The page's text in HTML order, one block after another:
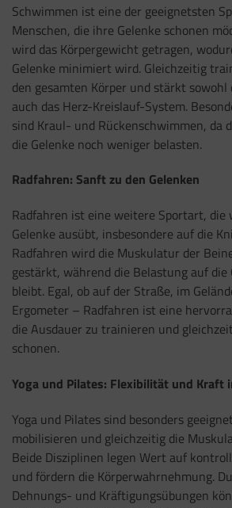
Schwimmen ist eine der geeignetsten
Menschen, die ihre Gelenke schonen
wird das Körpergewicht getragen,
Gelenke minimiert wird. Gleichzeitig
den gesamten Körper und stärkt
auch das Herz-Kreislauf-System.
sind Kraul- und Rückenschwimmen, da
die Gelenke noch weniger belasten.
Radfahren: Sanft zu den Gelenken
Radfahren ist eine weitere Sportart, die
Gelenke ausübt, insbesondere auf die
Radfahren wird die Muskulatur der
gestärkt, während die Belastung auf die
bleibt. Egal, ob auf der Straße, im
Ergometer – Radfahren ist eine
die Ausdauer zu trainieren und
schonen.
Yoga und Pilates: Flexibilität und Kraft
Yoga und Pilates sind besonders
mobilisieren und gleichzeitig die
Beide Disziplinen legen Wert auf
und fördern die Körperwahrnehmung.
Dehnungs- und Kräftigungsübungen